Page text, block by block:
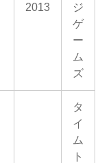
2013
ジ
ゲ
ー
ム
ズ
タ
イ
ム
ト